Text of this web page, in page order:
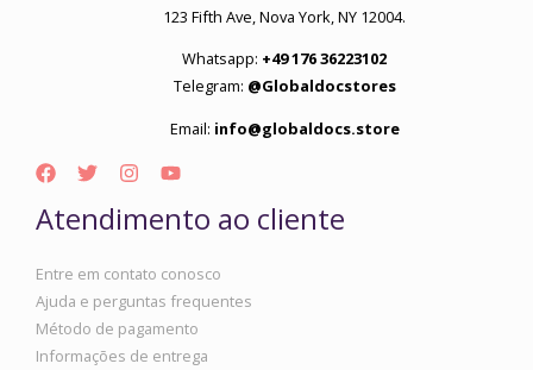
123 Fifth Ave, Nova York, NY 12004.
Whatsapp: +49 176 36223102
Telegram: @Globaldocstores
Email: info@globaldocs.store
Atendimento ao cliente
Entre em contato conosco
Ajuda e perguntas frequentes
Método de pagamento
Informações de entrega